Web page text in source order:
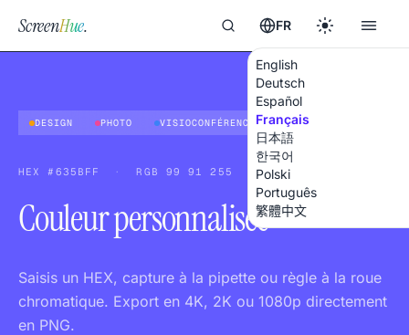
ScreenHue. FR
English
Deutsch
Español
Français
日本語
한국어
Polski
Português
繁體中文
DESIGN PHOTO VISIOCONFÉRENCES
HEX#635BFF · RGB 99 91 255
Couleur personnalisée
Saisis un HEX, capture à la pipette ou règle à la roue
chromatique. Export en 4K, 2K ou 1080p directement
en PNG.